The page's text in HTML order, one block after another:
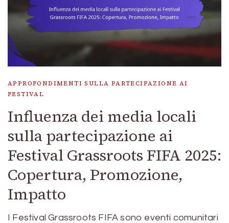
APPROFONDIMENTI SULLA PARTECIPAZIONE AI
FESTIVAL
Influenza dei media locali
sulla partecipazione ai
Festival Grassroots FIFA 2025:
Copertura, Promozione,
Impatto
I Festival Grassroots FIFA sono eventi comunitari